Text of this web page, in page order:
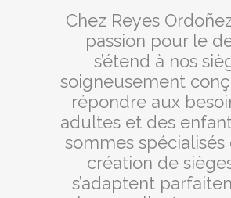
Chez Reyes
passion pour le
s’étend à nos
soigneusement
répondre aux
adultes et des
sommes spécialisés
création de
s’adaptent